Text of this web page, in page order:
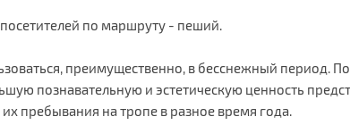
по маршруту - пеший.
преимущественно, в бесснежный период.
познавательную и эстетическую ценность
пребывания на тропе в разное время года.